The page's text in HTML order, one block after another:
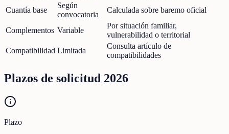
Cuantía base
Según
convocatoria
Calculada sobre baremo oficial
Complementos Variable
Por situación familiar,
vulnerabilidad o territorial
Compatibilidad Limitada
Consulta artículo de
compatibilidades
Plazos de solicitud 2026
Plazo